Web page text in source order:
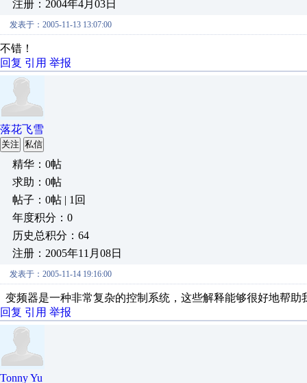
注册：2004年4月03日
发表于：2005-11-13 13:07:00
不错！
回复 引用 举报
落花飞雪
关注 私信
精华：0帖
求助：0帖
帖子：0帖 | 1回
年度积分：0
历史总积分：64
注册：2005年11月08日
发表于：2005-11-14 19:16:00
变频器是一种非常复杂的控制系统，这些解释能够很好地帮
回复 引用 举报
Tonny Yu